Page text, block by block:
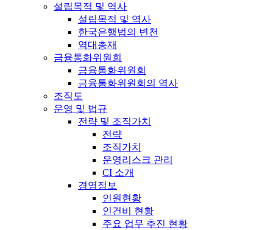
설립목적 및 역사
설립목적 및 역사
한국은행법의 변천
역대총재
금융통화위원회
금융통화위원회
금융통화위원회의 역사
조직도
운영 및 법규
전략 및 조직가치
전략
조직가치
운영리스크 관리
CI 소개
경영정보
인원현황
인건비 현황
주요 업무 추진 현황